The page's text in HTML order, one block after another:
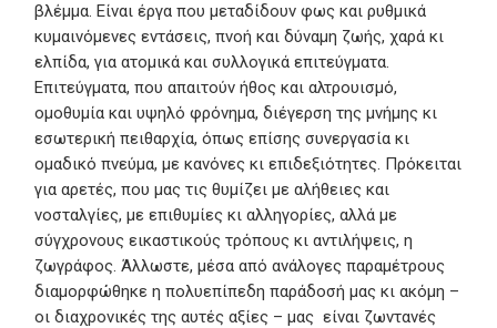
βλέμμα. Είναι έργα που μεταδίδουν φως και ρυθμικά
κυμαινόμενες εντάσεις, πνοή και δύναμη ζωής, χαρά κι
ελπίδα, για ατομικά και συλλογικά επιτεύγματα.
Επιτεύγματα, που απαιτούν ήθος και αλτρουισμό,
ομοθυμία και υψηλό φρόνημα, διέγερση της μνήμης κι
εσωτερική πειθαρχία, όπως επίσης συνεργασία κι
ομαδικό πνεύμα, με κανόνες κι επιδεξιότητες. Πρόκειται
για αρετές, που μας τις θυμίζει με αλήθειες και
νοσταλγίες, με επιθυμίες κι αλληγορίες, αλλά με
σύγχρονους εικαστικούς τρόπους κι αντιλήψεις, η
ζωγράφος. Άλλωστε, μέσα από ανάλογες παραμέτρους
διαμορφώθηκε η πολυεπίπεδη παράδοσή μας κι ακόμη –
οι διαχρονικές της αυτές αξίες – μας είναι ζωντανές